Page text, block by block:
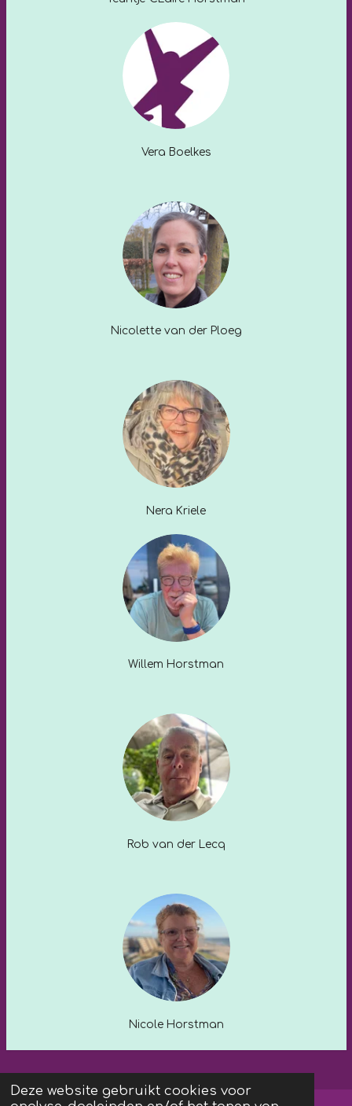
Deze website gebruikt cookies voor
Vera Boelkes
Nicolette van der Ploeg
Nera Kriele
Willem Horstman
Rob van der Lecq
Nicole Horstman